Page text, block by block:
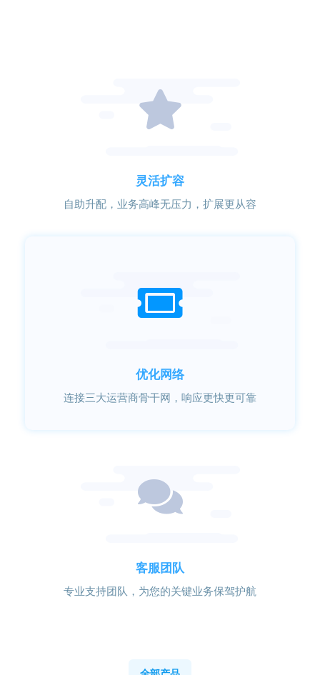
灵活扩容
自助升配，业务高峰无压力，扩展更从容
优化网络
连接三大运营商骨干网，响应更快更可靠
客服团队
专业支持团队，为您的关键业务保驾护航